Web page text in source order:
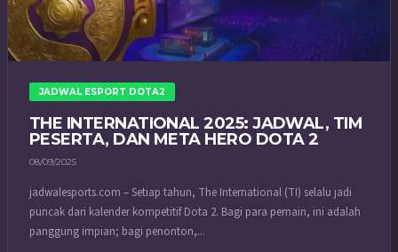
JADWAL ESPORT DOTA2
THE INTERNATIONAL 2025: JADWAL, TIM
PESERTA, DAN META HERO DOTA 2
08/09/2025
jadwalesports.com – Setiap tahun, The International (TI) selalu jadi
puncak dari kalender kompetitif Dota 2. Bagi para pemain, ini adalah
panggung impian; bagi penonton,...